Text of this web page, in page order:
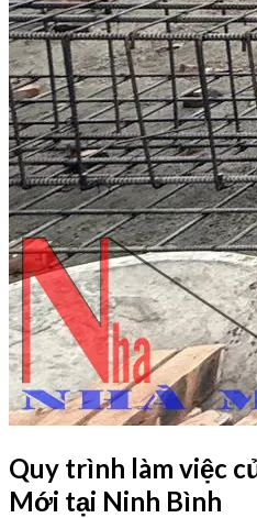
Quy trình làm việc
Mới tại Ninh Bình